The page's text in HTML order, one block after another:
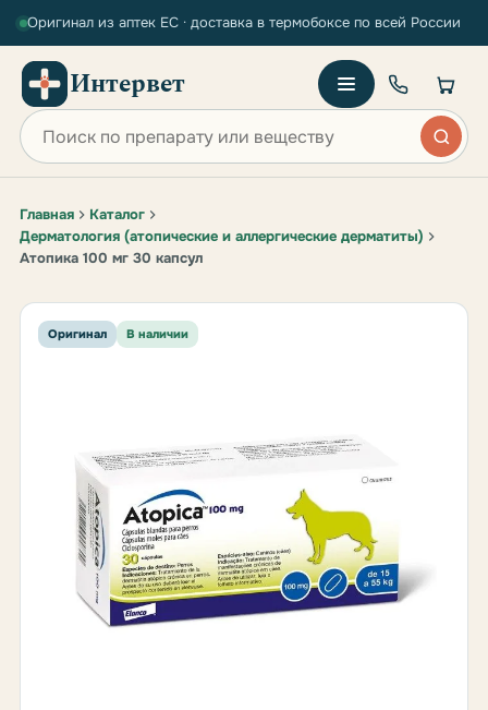
Оригинал из аптек ЕС · доставка в термобоксе по всей России
Интервет
Поиск по сайту
Главная
Каталог
Дерматология (атопические и аллергические дерматиты)
Атопика 100 мг 30 капсул
Оригинал В наличии